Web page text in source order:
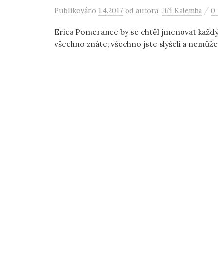
Publikováno 1.4.2017 od autora: Jiří Kalemba / 0
Erica Pomerance by se chtěl jmenovat
všechno znáte, všechno jste slyšeli a